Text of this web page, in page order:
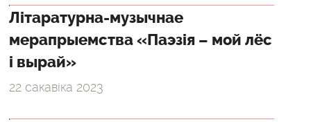
Літаратурна-музычнае
мерапрыемства «Паэзія – мой лёс
і вырай»
22 сакавіка 2023